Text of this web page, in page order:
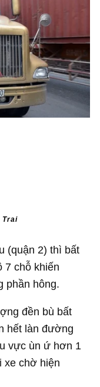
Trai
(quận 2) thì bất
7 chỗ khiến
phần hông.
đền bù bất
hết làn đường
vực ùn ứ hơn 1
xe chờ hiện